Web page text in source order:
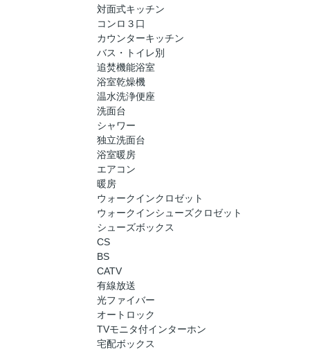
対面式キッチン
コンロ３口
カウンターキッチン
バス・トイレ別
追焚機能浴室
浴室乾燥機
温水洗浄便座
洗面台
シャワー
独立洗面台
浴室暖房
エアコン
暖房
ウォークインクロゼット
ウォークインシューズクロゼット
シューズボックス
CS
BS
CATV
有線放送
光ファイバー
オートロック
TVモニタ付インターホン
宅配ボックス